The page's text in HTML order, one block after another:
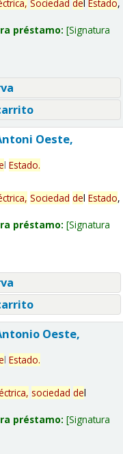
Sociedad del Estado,
préstamo: Signatura
Oeste,
l Estado.
Sociedad del Estado,
préstamo: Signatura
Oeste,
l Estado.
sociedad del
préstamo: Signatura